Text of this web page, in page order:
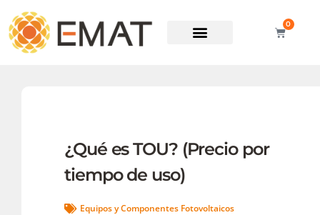
0
¿Qué es TOU? (Precio por
tiempo de uso)
Equipos y Componentes Fotovoltaicos